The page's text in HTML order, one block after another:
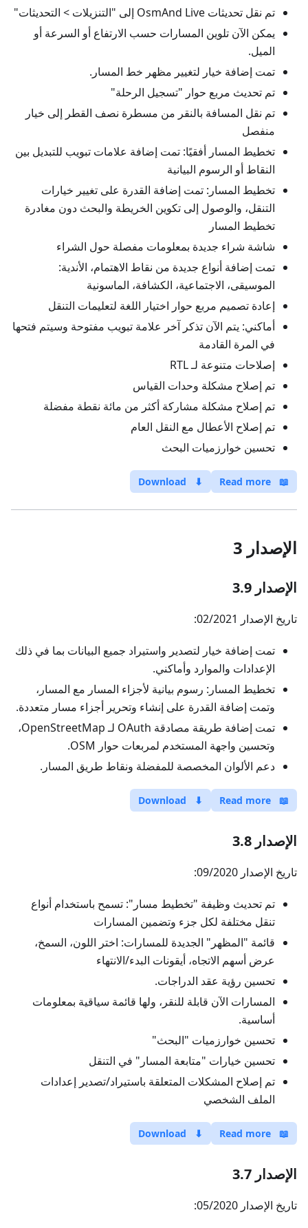
تم نقل تحديثات OsmAnd Live إلى "التنزيلات > التحديثات"
يمكن الآن تلوين المسارات حسب الارتفاع أو السرعة أو
الميل.
تمت إضافة خيار لتغيير مظهر خط المسار.
تم تحديث مربع حوار "تسجيل الرحلة"
تم نقل المسافة بالنقر من مسطرة نصف القطر إلى خيار
منفصل
تخطيط المسار أفقيًا: تمت إضافة علامات تبويب للتبديل بين
النقاط أو الرسوم البيانية
تخطيط المسار: تمت إضافة القدرة على تغيير خيارات
التنقل، والوصول إلى تكوين الخريطة والبحث دون مغادرة
تخطيط المسار
شاشة شراء جديدة بمعلومات مفصلة حول الشراء
تمت إضافة أنواع جديدة من نقاط الاهتمام، الأندية:
الموسيقى، الاجتماعية، الكشافة، الماسونية
إعادة تصميم مربع حوار اختيار اللغة لتعليمات التنقل
أماكني: يتم الآن تذكر آخر علامة تبويب مفتوحة وسيتم فتحها
في المرة القادمة
إصلاحات متنوعة لـ RTL
تم إصلاح مشكلة وحدات القياس
تم إصلاح مشكلة مشاركة أكثر من مائة نقطة مفضلة
تم إصلاح الأعطال مع النقل العام
تحسين خوارزميات البحث
📖
Read more
⬇
Download
الإصدار 3
الإصدار 3.9
تاريخ الإصدار 02/2021:
تمت إضافة خيار لتصدير واستيراد جميع البيانات بما في ذلك
الإعدادات والموارد وأماكني.
تخطيط المسار: رسوم بيانية لأجزاء المسار مع المسار،
وتمت إضافة القدرة على إنشاء وتحرير أجزاء مسار متعددة.
تمت إضافة طريقة مصادقة OAuth لـ OpenStreetMap،
وتحسين واجهة المستخدم لمربعات حوار OSM.
دعم الألوان المخصصة للمفضلة ونقاط طريق المسار.
📖
Read more
⬇
Download
الإصدار 3.8
تاريخ الإصدار 09/2020:
تم تحديث وظيفة "تخطيط مسار": تسمح باستخدام أنواع
تنقل مختلفة لكل جزء وتضمين المسارات
قائمة "المظهر" الجديدة للمسارات: اختر اللون، السمخ،
عرض أسهم الاتجاه، أيقونات البدء/الانتهاء
تحسين رؤية عقد الدراجات.
المسارات الآن قابلة للنقر، ولها قائمة سياقية بمعلومات
أساسية.
تحسين خوارزميات "البحث"
تحسين خيارات "متابعة المسار" في التنقل
تم إصلاح المشكلات المتعلقة باستيراد/تصدير إعدادات
الملف الشخصي
📖
Read more
⬇
Download
الإصدار 3.7
تاريخ الإصدار 05/2020: